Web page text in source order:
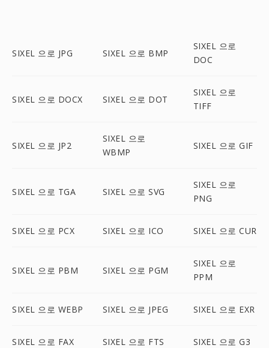
SIXEL 으로 JPG SIXEL 으로 BMP
SIXEL 으로
DOC
SIXEL 으로 DOCX SIXEL 으로 DOT
SIXEL 으로
TIFF
SIXEL 으로 JP2
SIXEL 으로
WBMP
SIXEL 으로 GIF
SIXEL 으로 TGA SIXEL 으로 SVG
SIXEL 으로
PNG
SIXEL 으로 PCX SIXEL 으로 ICO SIXEL 으로 CUR
SIXEL 으로 PBM SIXEL 으로 PGM
SIXEL 으로
PPM
SIXEL 으로 WEBP SIXEL 으로 JPEG SIXEL 으로 EXR
SIXEL 으로 FAX SIXEL 으로 FTS SIXEL 으로 G3